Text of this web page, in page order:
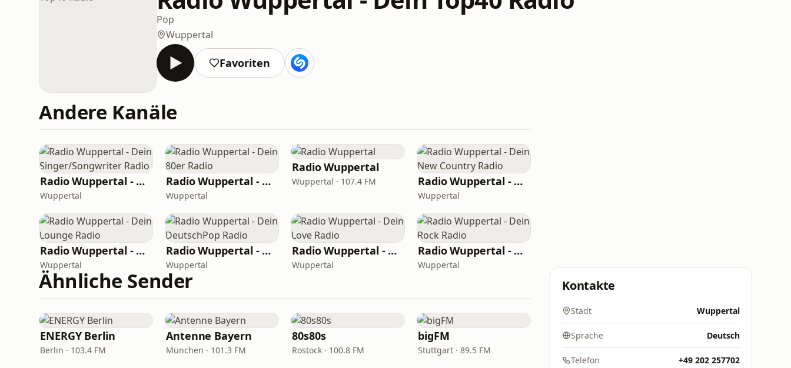
Pop
Wuppertal
Favoriten
Andere Kanäle
Radio Wuppertal - Dein Singer/Songwriter Radio
Wuppertal
Radio Wuppertal - Dein 80er Radio
Wuppertal
Radio Wuppertal
Wuppertal · 107.4 FM Radio Wuppertal - Dein New Country Radio
Wuppertal
Radio Wuppertal - Dein Lounge Radio
Wuppertal
Radio Wuppertal - Dein DeutschPop Radio
Wuppertal
Radio Wuppertal - Dein Love Radio
Wuppertal
Radio Wuppertal - Dein Rock Radio
Wuppertal
Ähnliche Sender
ENERGY Berlin
Berlin · 103.4 FM
Antenne Bayern
München · 101.3 FM
80s80s
Rostock · 100.8 FM
bigFM
Stuttgart · 89.5 FM
Kontakte
Stadt Wuppertal
Sprache Deutsch
Telefon +49 202 257702